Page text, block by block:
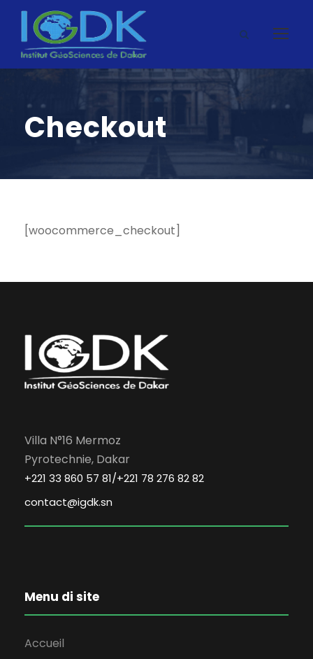
Checkout
[woocommerce_checkout]
Villa N°16 Mermoz
Pyrotechnie, Dakar
+221 33 860 57 81/+221 78 276 82 82
contact@igdk.sn
Menu di site
Accueil